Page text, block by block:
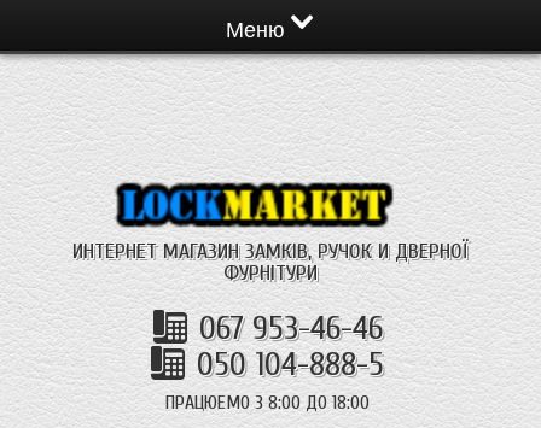
Меню
ИНТЕРНЕТ МАГАЗИН ЗАМКІВ, РУЧОК И ДВЕРНОЇ
ФУРНІТУРИ
067 953-46-46
050 104-888-5
ПРАЦЮЕМО З 8:00 ДО 18:00